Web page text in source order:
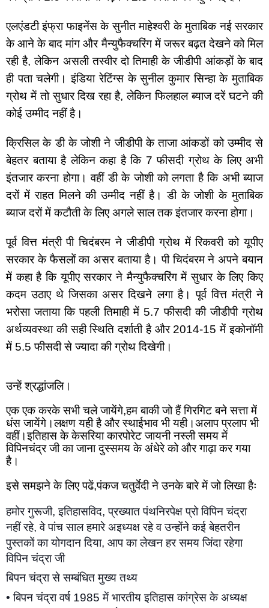
एलएंडटी इंफ्रा फाइनेंस के सुनीत माहेश्वरी के मुताबिक नई सरकार
के आने के बाद मांग और मैन्युफैक्चरिंग में जरूर बढ़त देखने को मिल
रही है, लेकिन असली तस्वीर दो तिमाही के जीडीपी आंकड़ों के बाद
ही पता चलेगी। इंडिया रेटिंग्स के सुनील कुमार सिन्हा के मुताबिक
ग्रोथ में तो सुधार दिख रहा है, लेकिन फिलहाल ब्याज दरें घटने की
कोई उम्मीद नहीं है।
क्रिसिल के डी के जोशी ने जीडीपी के ताजा आंकडों को उम्मीद से
बेहतर बताया है लेकिन कहा है कि 7 फीसदी ग्रोथ के लिए अभी
इंतजार करना होगा। वहीं डी के जोशी को लगता है कि अभी ब्याज
दरों में राहत मिलने की उम्मीद नहीं है। डी के जोशी के मुताबिक
ब्याज दरों में कटौती के लिए अगले साल तक इंतजार करना होगा।
पूर्व वित्त मंत्री पी चिदंबरम ने जीडीपी ग्रोथ में रिकवरी को यूपीए
सरकार के फैसलों का असर बताया है। पी चिदंबरम ने अपने बयान
में कहा है कि यूपीए सरकार ने मैन्युफैक्चरिंग में सुधार के लिए किए
कदम उठाए थे जिसका असर दिखने लगा है। पूर्व वित्त मंत्री ने
भरोसा जताया कि पहली तिमाही में 5.7 फीसदी की जीडीपी ग्रोथ
अर्थव्यवस्था की सही स्थिति दर्शाती है और 2014-15 में इकोनॉमी
में 5.5 फीसदी से ज्यादा की ग्रोथ दिखेगी।
उन्हें श्रद्धांजलि।
एक एक करके सभी चले जायेंगे,हम बाकी जो हैं गिरगिट बने सत्ता में
धंस जायेंगे।लक्षण यही है और स्थाईभाव भी यही।अलाप प्रलाप भी
वहीं।इतिहास के केसरिया कारपोरेट जायनी नस्ली समय में
विपिनचंद्र जी का जाना दुस्समय के अंधेरे को और गाढ़ा कर गया
है।
इसे समझने के लिए पढें,पंकज चतुर्वेदी ने उनके बारे में जो लिखा हैः
हमोर गुरूजी, इतिहासविद, प्रख्‍यात पंथनिरपेक्ष प्रो विपिन चंद्रा
नहीं रहे, वे पांच साल हमारे अइध्‍यक्ष रहे व उन्‍होंने कई बेहतरीन
पुस्‍तकों का योगदान दिया, आप का लेखन हर समय जिंदा रहेगा
विपिन चंद्रा जी
बिपन चंद्रा से सम्बंधित मुख्य तथ्य
• बिपन चंद्रा वर्ष 1985 में भारतीय इतिहास कांग्रेस के अध्यक्ष